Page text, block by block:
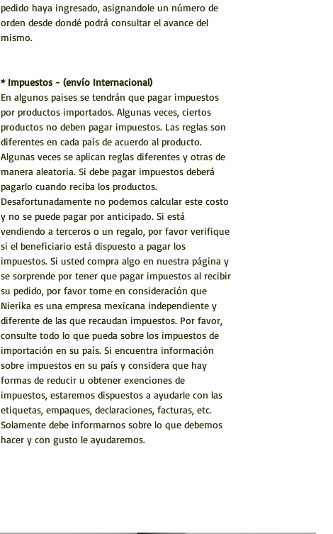
pedido haya ingresado, asignandole un número de
orden desde dondé podrá consultar el avance del
mismo.
* Impuestos - (envío Internacional)
En algunos paises se tendrán que pagar impuestos
por productos importados. Algunas veces, ciertos
productos no deben pagar impuestos. Las reglas son
diferentes en cada país de acuerdo al producto.
Algunas veces se aplican reglas diferentes y otras de
manera aleatoria. Si debe pagar impuestos deberá
pagarlo cuando reciba los productos.
Desafortunadamente no podemos calcular este costo
y no se puede pagar por anticipado. Si está
vendiendo a terceros o un regalo, por favor verifique
si el beneficiario está dispuesto a pagar los
impuestos. Si usted compra algo en nuestra página y
se sorprende por tener que pagar impuestos al recibir
su pedido, por favor tome en consideración que
Nierika es una empresa mexicana independiente y
diferente de las que recaudan impuestos. Por favor,
consulte todo lo que pueda sobre los impuestos de
importación en su país. Si encuentra información
sobre impuestos en su país y considera que hay
formas de reducir u obtener exenciones de
impuestos, estaremos dispuestos a ayudarle con las
etiquetas, empaques, declaraciones, facturas, etc.
Solamente debe informarnos sobre lo que debemos
hacer y con gusto le ayudaremos.